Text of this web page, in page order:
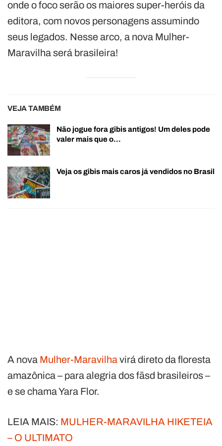
onde o foco serão os maiores super-heróis da
editora, com novos personagens assumindo
seus legados. Nesse arco, a nova Mulher-
Maravilha será brasileira!
VEJA TAMBÉM
Não jogue fora gibis antigos! Um deles pode
valer mais que o…
Veja os gibis mais caros já vendidos no Brasil
A nova Mulher-Maravilhavirá direto da floresta
amazônica – para alegria dos fãsd brasileiros –
e se chama Yara Flor.
LEIA MAIS: MULHER-MARAVILHA HIKETEIA
– O ULTIMATO